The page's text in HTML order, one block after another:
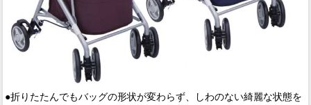
●折りたたんでもバッグの形状が変わらず、しわのない綺麗な状態を